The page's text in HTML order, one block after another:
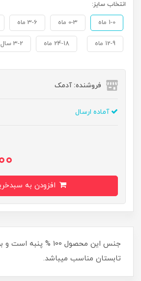
انتخاب سایز:
1-0 ماه 0-3 ماه 3-6 ماه
12-9 ماه 24-18 ماه 3-2 سال
فروشنده: آدمک
آماده ارسال
جنس این محصول 100 %
تابستان مناسب میباشد.